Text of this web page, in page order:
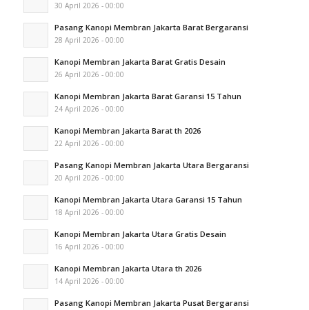
30 April 2026 - 00:00
Pasang Kanopi Membran Jakarta Barat Bergaransi
28 April 2026 - 00:00
Kanopi Membran Jakarta Barat Gratis Desain
26 April 2026 - 00:00
Kanopi Membran Jakarta Barat Garansi 15 Tahun
24 April 2026 - 00:00
Kanopi Membran Jakarta Barat th 2026
22 April 2026 - 00:00
Pasang Kanopi Membran Jakarta Utara Bergaransi
20 April 2026 - 00:00
Kanopi Membran Jakarta Utara Garansi 15 Tahun
18 April 2026 - 00:00
Kanopi Membran Jakarta Utara Gratis Desain
16 April 2026 - 00:00
Kanopi Membran Jakarta Utara th 2026
14 April 2026 - 00:00
Pasang Kanopi Membran Jakarta Pusat Bergaransi